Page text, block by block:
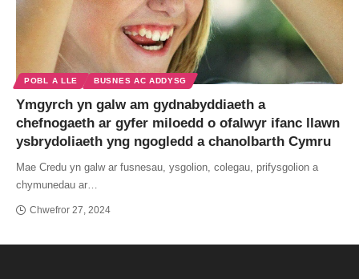
POBL A LLE BUSNES AC ADDYSG
Ymgyrch yn galw am gydnabyddiaeth a
chefnogaeth ar gyfer miloedd o ofalwyr ifanc llawn
ysbrydoliaeth yng ngogledd a chanolbarth Cymru
Mae Credu yn galw ar fusnesau, ysgolion, colegau, prifysgolion a
chymunedau ar…
Chwefror 27, 2024